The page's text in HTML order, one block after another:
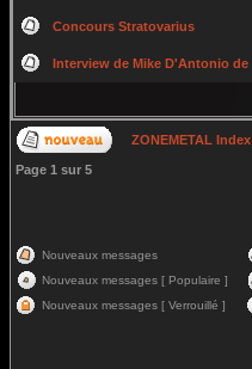
Concours Stratovarius
Interview de Mike D'Antonio
ZONEMETAL
Page 1 sur 5
Nouveaux messages
Nouveaux messages [ Populaire ]
Nouveaux messages [ Verrouillé ]